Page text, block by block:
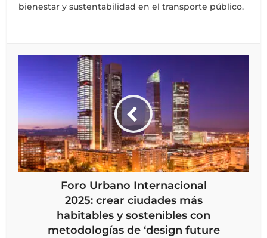
bienestar y sustentabilidad en el transporte público.
Foro Urbano Internacional
2025: crear ciudades más
habitables y sostenibles con
metodologías de ‘design future